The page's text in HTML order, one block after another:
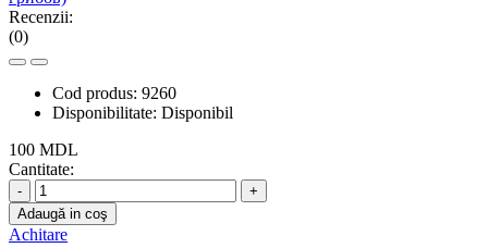
Recenzii:
(0)
Cod produs: 9260
Disponibilitate: Disponibil
100 MDL
Cantitate:
-
+
Adaugă in coş
Achitare